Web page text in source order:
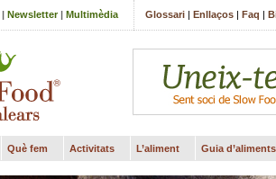
| Newsletter| Multimèdia Glossari | Enllaços | Faq |
Què fem Activitats L’aliment Guia d’aliments